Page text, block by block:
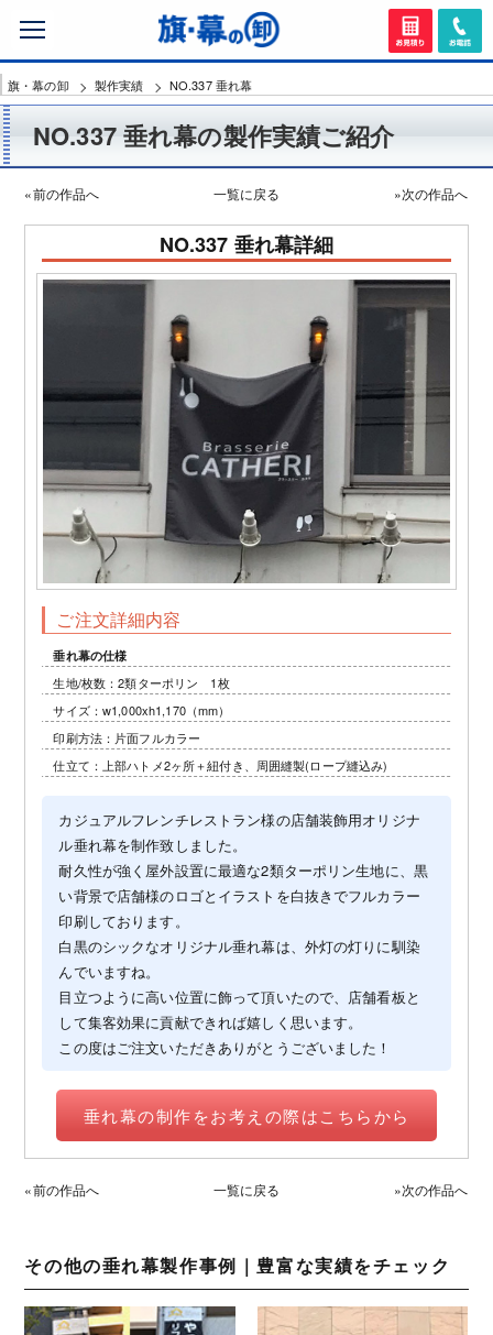
旗・幕の卸 製作実績 NO.337 垂れ幕
NO.337 垂れ幕の製作実績ご紹介
«前の作品へ »次の作品へ
一覧に戻る
NO.337 垂れ幕詳細
ご注文詳細内容
垂れ幕の仕様
生地/枚数：2類ターポリン 1枚
サイズ：w1,000xh1,170（mm）
印刷方法：片面フルカラー
仕立て：上部ハトメ2ヶ所＋紐付き、周囲縫製(ロープ縫込み)
カジュアルフレンチレストラン様の店舗装飾用オリジナ
ル垂れ幕を制作致しました。
耐久性が強く屋外設置に最適な2類ターポリン生地に、黒
い背景で店舗様のロゴとイラストを白抜きでフルカラー
印刷しております。
白黒のシックなオリジナル垂れ幕は、外灯の灯りに馴染
んでいますね。
目立つように高い位置に飾って頂いたので、店舗看板と
して集客効果に貢献できれば嬉しく思います。
この度はご注文いただきありがとうございました！
垂れ幕の制作をお考えの際はこちらから
«前の作品へ »次の作品へ
一覧に戻る
その他の垂れ幕製作事例｜豊富な実績をチェック